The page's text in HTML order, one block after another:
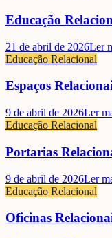
Educação
21 de abril de 2026Ler
Educação Relacional
Espaços
9 de abril de 2026Ler
Educação Relacional
Portarias
9 de abril de 2026Ler
Educação Relacional
Oficinas